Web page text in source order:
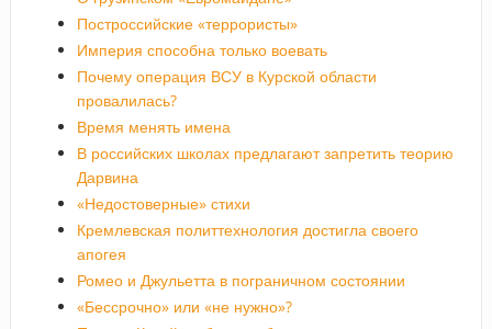
Построссийские «террористы»
Империя способна только воевать
Почему операция ВСУ в Курской области
провалилась?
Время менять имена
В российских школах предлагают запретить теорию
Дарвина
«Недостоверные» стихи
Кремлевская политтехнология достигла своего
апогея
Ромео и Джульетта в пограничном состоянии
«Бессрочно» или «не нужно»?